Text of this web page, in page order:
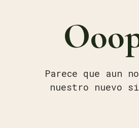
Parece que aun
nuestro nuevo